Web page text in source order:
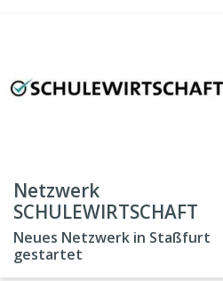
Netzwerk
SCHULEWIRTSCHAFT
Neues Netzwerk in Staßfurt
gestartet